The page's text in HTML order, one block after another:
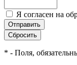
Я согласен на
* - Поля,